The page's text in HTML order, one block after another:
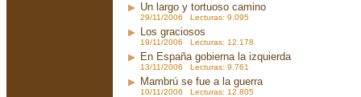
Un largo y tortuoso camino
29/11/2006 Lecturas: 9.095
Los graciosos
19/11/2006 Lecturas: 12.178
En España gobierna la izquierda
13/11/2006 Lecturas: 9.761
Mambrú se fue a la guerra
10/11/2006 Lecturas: 12.805